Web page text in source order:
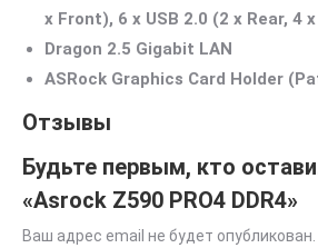
x Front), 6 x USB 2.0 (2 x Rear, 4
Dragon 2.5 Gigabit LAN
ASRock Graphics Card Holder
Отзывы
Будьте первым, кто
«Asrock Z590 PRO4 DDR4»
Ваш адрес email не будет опубликован.